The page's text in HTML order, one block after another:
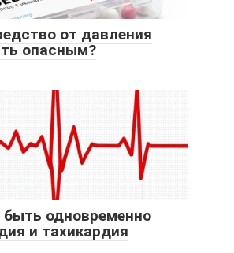
от давления
опасным?
одновременно
и тахикардия